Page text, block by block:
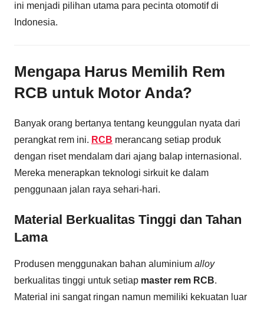
ini menjadi pilihan utama para pecinta otomotif di
Indonesia.
Mengapa Harus Memilih Rem
RCB untuk Motor Anda?
Banyak orang bertanya tentang keunggulan nyata dari
perangkat rem ini. RCB merancang setiap produk
dengan riset mendalam dari ajang balap internasional.
Mereka menerapkan teknologi sirkuit ke dalam
penggunaan jalan raya sehari-hari.
Material Berkualitas Tinggi dan Tahan
Lama
Produsen menggunakan bahan aluminium alloy
berkualitas tinggi untuk setiap master rem RCB.
Material ini sangat ringan namun memiliki kekuatan luar